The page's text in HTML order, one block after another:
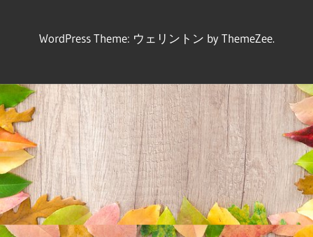
WordPress Theme: ウェリントン by ThemeZee.